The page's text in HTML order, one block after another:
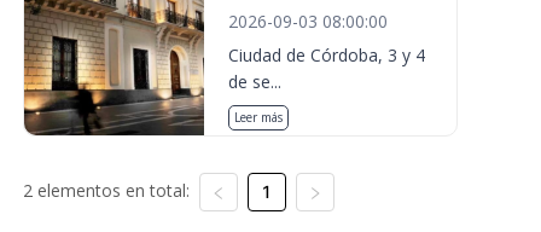
2026-09-03 08:00:00
Ciudad de Córdoba, 3 y 4
de se...
Leer más
2 elementos en total: 1